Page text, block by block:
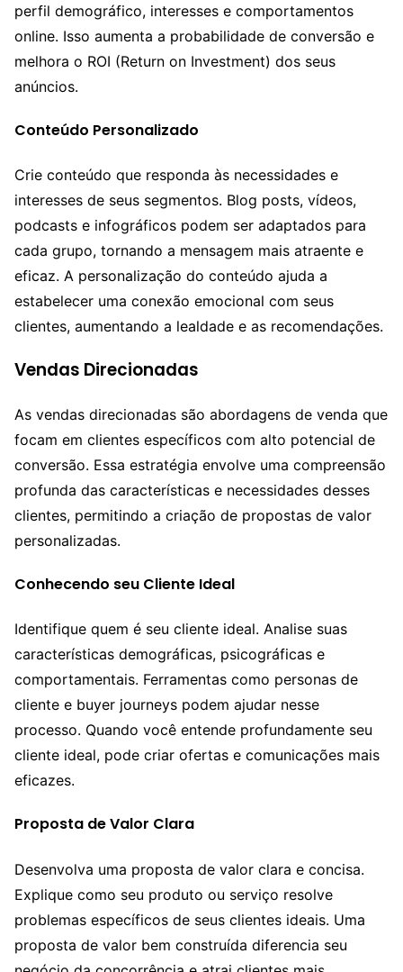
perfil demográfico, interesses e comportamentos
online. Isso aumenta a probabilidade de conversão e
melhora o ROI (Return on Investment) dos seus
anúncios.
Conteúdo Personalizado
Crie conteúdo que responda às necessidades e
interesses de seus segmentos. Blog posts, vídeos,
podcasts e infográficos podem ser adaptados para
cada grupo, tornando a mensagem mais atraente e
eficaz. A personalização do conteúdo ajuda a
estabelecer uma conexão emocional com seus
clientes, aumentando a lealdade e as recomendações.
Vendas Direcionadas
As vendas direcionadas são abordagens de venda que
focam em clientes específicos com alto potencial de
conversão. Essa estratégia envolve uma compreensão
profunda das características e necessidades desses
clientes, permitindo a criação de propostas de valor
personalizadas.
Conhecendo seu Cliente Ideal
Identifique quem é seu cliente ideal. Analise suas
características demográficas, psicográficas e
comportamentais. Ferramentas como personas de
cliente e buyer journeys podem ajudar nesse
processo. Quando você entende profundamente seu
cliente ideal, pode criar ofertas e comunicações mais
eficazes.
Proposta de Valor Clara
Desenvolva uma proposta de valor clara e concisa.
Explique como seu produto ou serviço resolve
problemas específicos de seus clientes ideais. Uma
proposta de valor bem construída diferencia seu